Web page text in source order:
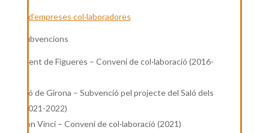
d’empreses col·laboradores
i subvencions
de Figueres – Conveni de col·laboració (2016-
de Girona – Subvenció pel projecte del Saló dels
(2021-2022)
Vinci – Conveni de col·laboració (2021)